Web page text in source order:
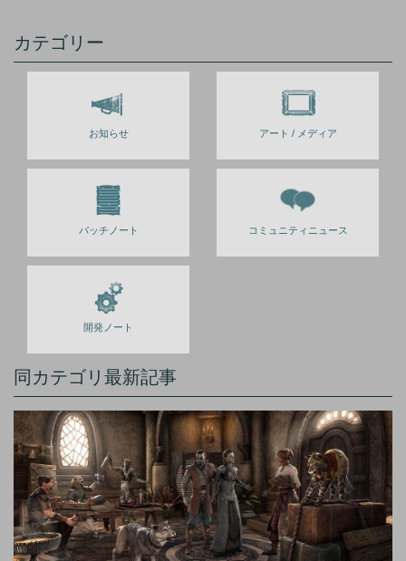
カテゴリー
お知らせ アート / メディア
パッチノート コミュニティニュース
開発ノート
同カテゴリ最新記事